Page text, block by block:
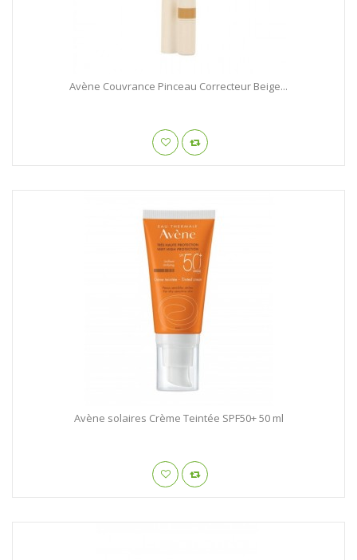
Avène Couvrance Pinceau Correcteur Beige...
Avène solaires Crème Teintée SPF50+ 50 ml